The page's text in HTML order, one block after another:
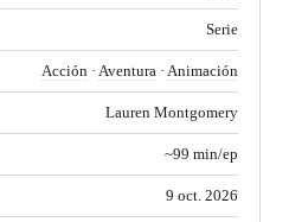
Serie
Acción · Aventura · Animación
Lauren Montgomery
~99 min/ep
9 oct. 2026